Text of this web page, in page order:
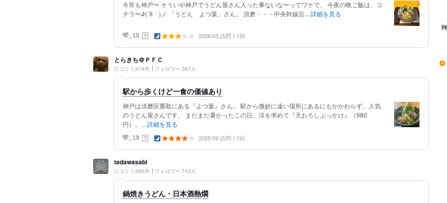
今宵も神戸〜 そういや神戸でうどん屋さん入った事ないな〜ってワケで、 今夜の晩ご飯は、コ
チラ〜♪(´θ｀)ノ 「うどん よつ葉」さん。 須磨・・・中央幹線沿... 詳細を見る
10 ？ 2026/03 訪問 1回
とらきち＠ＰＦＣ
口コミ 1,014件 フォロワー 367人
駅から歩くけど一食の価値あり
神戸は須磨区鷹取にある『よつ葉』さん。 駅から微妙に遠い場所にあるにもかかわらず、人気
のうどん屋さんです。 まだまだ暑かったこの日、涼を求めて『天おろしぶっかけ』（980
円）。... 詳細を見る
19 ？ 2025/09 訪問 1回
tadawasabi
口コミ 1,065件 フォロワー 742人
鍋焼きうどん・日本酒熱燗